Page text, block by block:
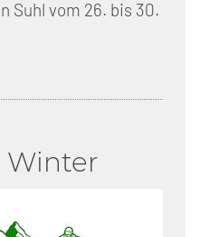
Suhl vom 26. bis 30.
Winter